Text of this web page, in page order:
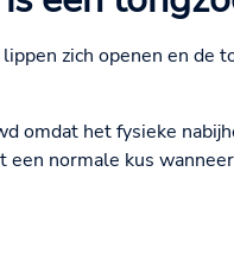
zich openen en de
omdat het fysieke
normale kus